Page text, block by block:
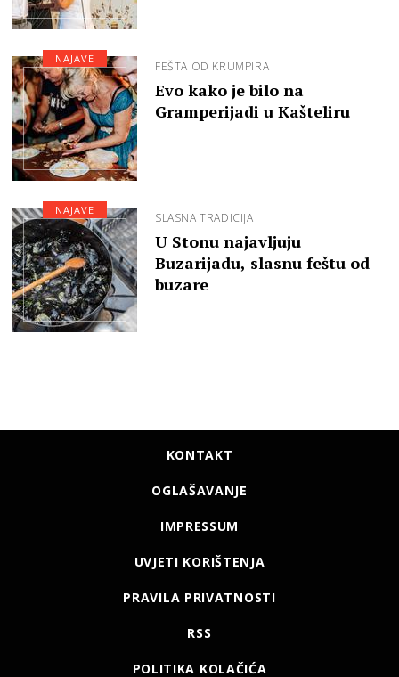
FEŠTA OD KRUMPIRA
Evo kako je bilo na
Gramperijadi u Kašteliru
NAJAVE
SLASNA TRADICIJA
U Stonu najavljuju
Buzarijadu, slasnu feštu od
buzare
NAJAVE
KONTAKT
OGLAŠAVANJE
IMPRESSUM
UVJETI KORIŠTENJA
PRAVILA PRIVATNOSTI
RSS
POLITIKA KOLAČIĆA